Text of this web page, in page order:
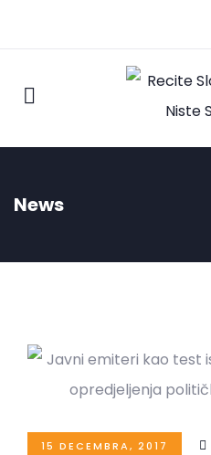
News
15 DECEMBRA, 2017